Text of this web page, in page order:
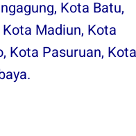
, Kota Batu,
Kota Madiun, Kota
, Kota Pasuruan, Kota
.